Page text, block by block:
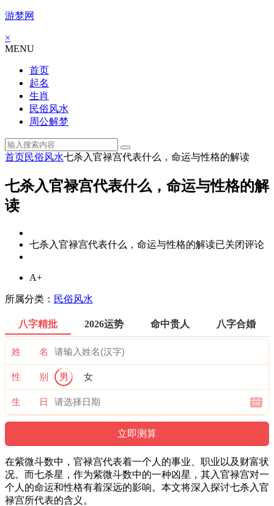
游梦网
×
MENU
首页
起名
生肖
民俗风水
周公解梦
首页民俗风水七杀入官禄宫代表什么，命运与性格的解读
七杀入官禄宫代表什么，命运与性格的解
读
七杀入官禄宫代表什么，命运与性格的解读已关闭评论
A+
所属分类： 民俗风水
八字精批 2026运势 命中贵人 八字合婚
姓 名
性 别 男 女
生 日
在紫微斗数中，官禄宫代表着一个人的事业、职业以及财富状
况。而七杀星，作为紫微斗数中的一种凶星，其入官禄宫对一
个人的命运和性格有着深远的影响。本文将深入探讨七杀入官
禄宫所代表的含义。